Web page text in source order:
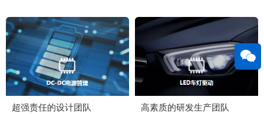
超强责任的设计团队 高素质的研发生产团队